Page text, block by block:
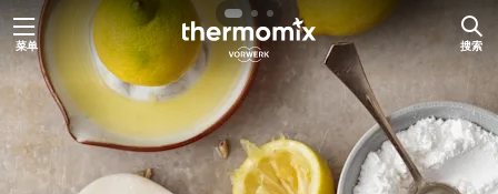
跳
至
内
菜单 搜索